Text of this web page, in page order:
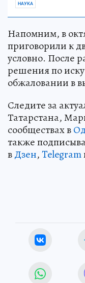
НАУКА
Напомним, в
приговорили к
условно. После
решения по иску
обжаловании в
Следите за
Татарстана,
сообществах в
также
вДзен,Telegram